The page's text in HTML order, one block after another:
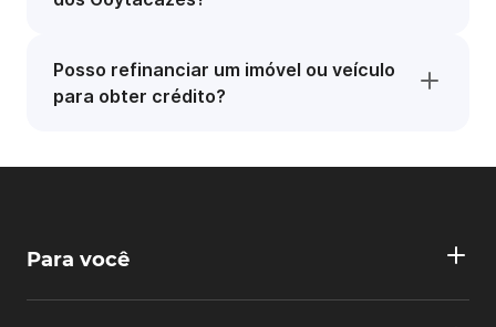
Posso refinanciar um imóvel ou veículo
para obter crédito?
Para você